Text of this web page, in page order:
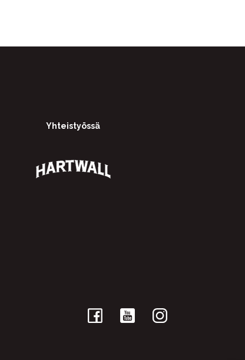
Yhteistyössä